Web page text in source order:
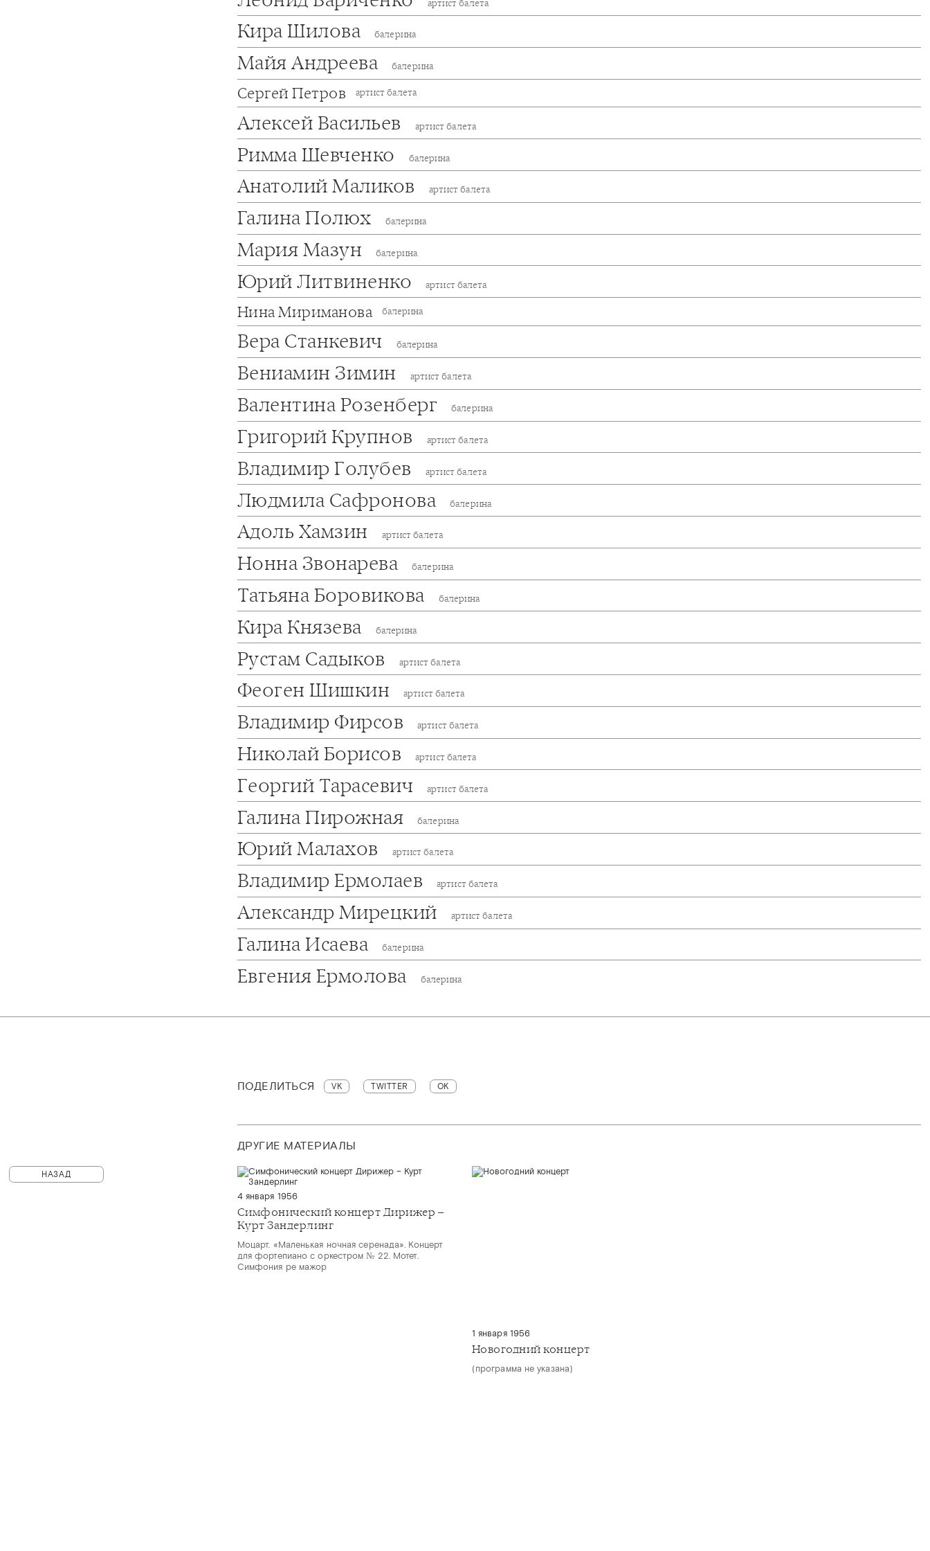
артист балета
Кира Шилова балерина
Майя Андреева балерина
Сергей Петров артист балета
Алексей Васильев артист балета
Римма Шевченко балерина
Анатолий Маликов артист балета
Галина Полюх балерина
Мария Мазун балерина
Юрий Литвиненко артист балета
Нина Мириманова балерина
Вера Станкевич балерина
Вениамин Зимин артист балета
Валентина Розенберг балерина
Григорий Крупнов артист балета
Владимир Голубев артист балета
Людмила Сафронова балерина
Адоль Хамзин артист балета
Нонна Звонарева балерина
Татьяна Боровикова балерина
Кира Князева балерина
Рустам Садыков артист балета
Феоген Шишкин артист балета
Владимир Фирсов артист балета
Николай Борисов артист балета
Георгий Тарасевич артист балета
Галина Пирожная балерина
Юрий Малахов артист балета
Владимир Ермолаев артист балета
Александр Мирецкий артист балета
Галина Исаева балерина
Евгения Ермолова балерина
ПОДЕЛИТЬСЯ VK TWITTER OK
ДРУГИЕ МАТЕРИАЛЫ
1 января 1956
Новогодний концерт
(программа не указана)
4 января 1956
Симфонический концерт Дирижер –
Курт Зандерлинг
Моцарт. «Маленькая ночная серенада». Концерт
для фортепиано с оркестром № 22. Мотет.
Симфония ре мажор
НАЗАД